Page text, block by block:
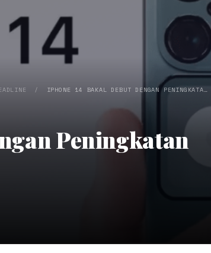
/ IPHONE 14 BAKAL DEBUT DENGAN PENINGKATA…
Peningkatan